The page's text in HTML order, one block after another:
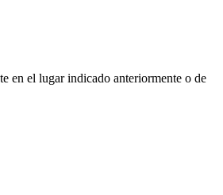
en el lugar indicado anteriormente o de